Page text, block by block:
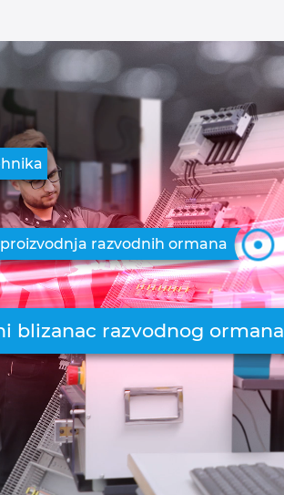
blizanac razvodnog ormana
razvodnih ormana